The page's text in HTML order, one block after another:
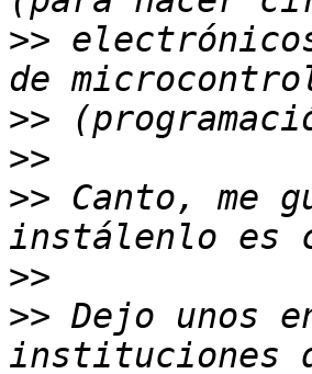
>>
>>
>>
>> Canto, me
>>
>> Dejo unos